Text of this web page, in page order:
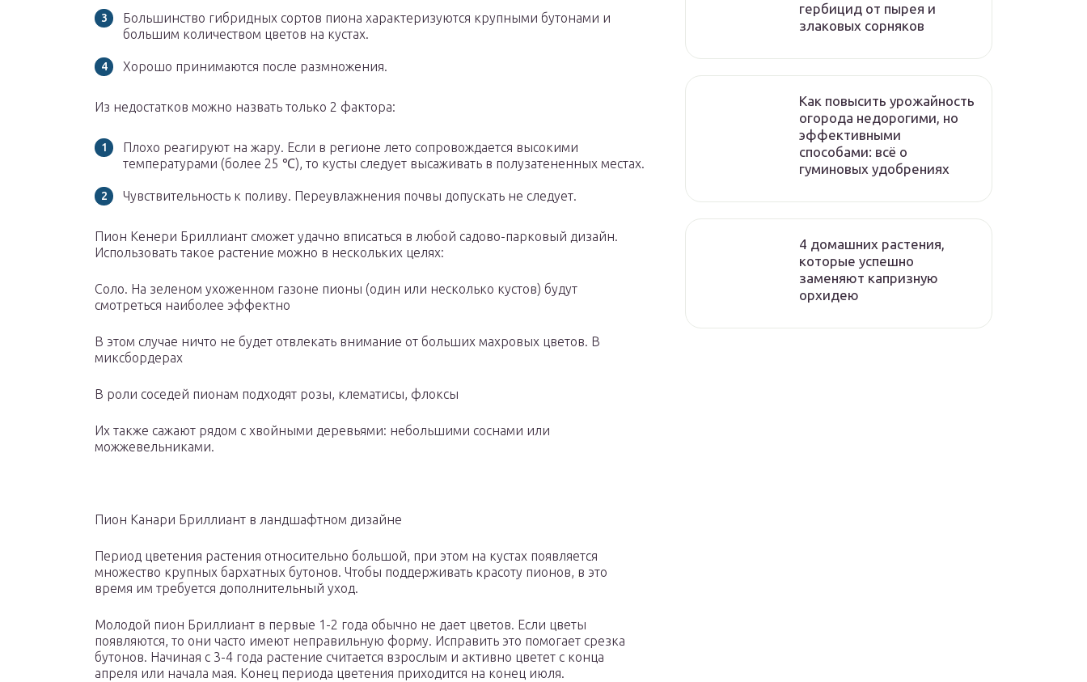
Большинство гибридных сортов пиона характеризуются крупными бутонами и
большим количеством цветов на кустах.
Хорошо принимаются после размножения.
Из недостатков можно назвать только 2 фактора:
Плохо реагируют на жару. Если в регионе лето сопровождается высокими
температурами (более 25 ℃), то кусты следует высаживать в полузатененных местах.
Чувствительность к поливу. Переувлажнения почвы допускать не следует.
Пион Кенери Бриллиант сможет удачно вписаться в любой садово-парковый дизайн.
Использовать такое растение можно в нескольких целях:
Соло. На зеленом ухоженном газоне пионы (один или несколько кустов) будут
смотреться наиболее эффектно
В этом случае ничто не будет отвлекать внимание от больших махровых цветов. В
миксбордерах
В роли соседей пионам подходят розы, клематисы, флоксы
Их также сажают рядом с хвойными деревьями: небольшими соснами или
можжевельниками.
Пион Канари Бриллиант в ландшафтном дизайне
Период цветения растения относительно большой, при этом на кустах появляется
множество крупных бархатных бутонов. Чтобы поддерживать красоту пионов, в это
время им требуется дополнительный уход.
Молодой пион Бриллиант в первые 1-2 года обычно не дает цветов. Если цветы
появляются, то они часто имеют неправильную форму. Исправить это помогает срезка
бутонов. Начиная с 3-4 года растение считается взрослым и активно цветет с конца
апреля или начала мая. Конец периода цветения приходится на конец июля.
гербицид от пырея и
злаковых сорняков
Как повысить урожайность
огорода недорогими, но
эффективными
способами: всё о
гуминовых удобрениях
4 домашних растения,
которые успешно
заменяют капризную
орхидею